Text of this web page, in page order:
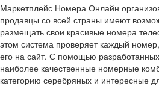
Маркетплейс Номера Онлайн
продавцы со всей страны имеют
размещать свои красивые номера
этом система проверяет каждый
его на сайт. С помощью
наиболее качественные номерные
категорию серебряных и интересные